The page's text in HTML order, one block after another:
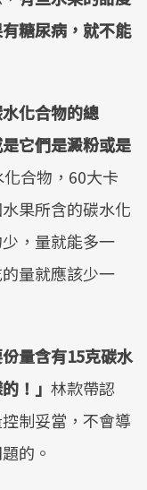
糖尿病，就不能
化合物的總
它們是澱粉或是
化合物，60大卡
果所含的碳水化
，量就能多一
量就應該少一
量含有15克碳水
！」 林款帶認
制妥當，不會導
的。